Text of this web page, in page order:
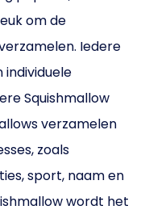
om de
Iedere
individuele
Squishmallow
verzamelen
zoals
sport, naam en
wordt het